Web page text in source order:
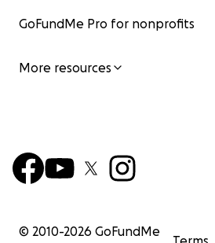
GoFundMe Pro for nonprofits
More resources
© 2010-2026 GoFundMe